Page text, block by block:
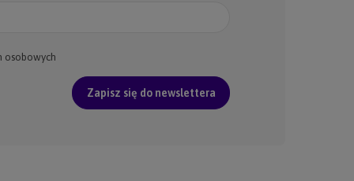
osobowych
Zapisz się do newslettera